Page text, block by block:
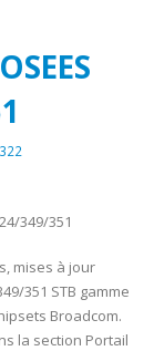
349/351
mises à jour
351 STB gamme
Broadcom.
la section Portail